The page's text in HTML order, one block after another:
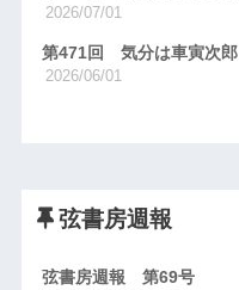
2026/07/01
第471回 気分は車寅次郎
2026/06/01
弦書房週報
弦書房週報 第69号